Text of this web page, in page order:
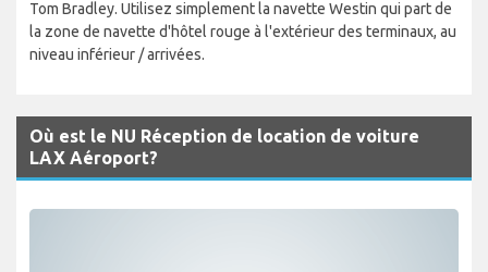
Tom Bradley. Utilisez simplement la navette Westin qui part de
la zone de navette d'hôtel rouge à l'extérieur des terminaux, au
niveau inférieur / arrivées.
Où est le NU Réception de location de voiture
LAX Aéroport?